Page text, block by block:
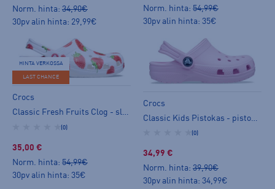
Norm. hinta: 34,90€
30pv alin hinta: 29,99€
Norm. hinta: 54,99€
30pv alin hinta: 35€
HINTA VERKOSSA
LAST CHANCE
Crocs
Classic Fresh Fruits Clog - slip on -kengät
(0)
35,00 €
Norm. hinta: 54,99€
30pv alin hinta: 35€
Crocs
(0)
34,99 €
Norm. hinta: 39,90€
30pv alin hinta: 34,99€